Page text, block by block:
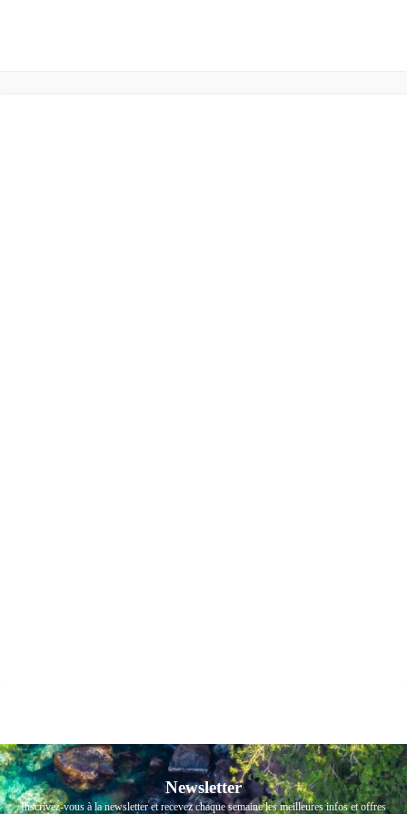
Newsletter
Inscrivez-vous à la newsletter et recevez chaque semaine les meilleures infos et offres